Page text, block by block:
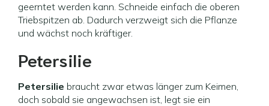
geerntet werden kann. Schneide einfach die oberen
Triebspitzen ab. Dadurch verzweigt sich die Pflanze
und wächst noch kräftiger.
Petersilie
Petersilie braucht zwar etwas länger zum Keimen,
doch sobald sie angewachsen ist, legt sie ein